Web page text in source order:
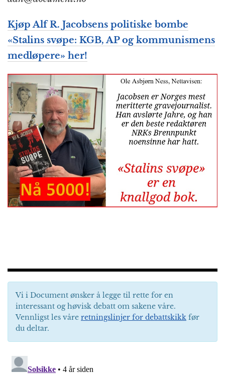
Kjøp Alf R. Jacobsens politiske bombe
«Stalins svøpe: KGB, AP og kommunismens
medløpere» her!
Vi i Document ønsker å legge til rette for en
interessant og høvisk debatt om sakene våre.
Vennligst les våre retningslinjer for debattskikk før
du deltar.